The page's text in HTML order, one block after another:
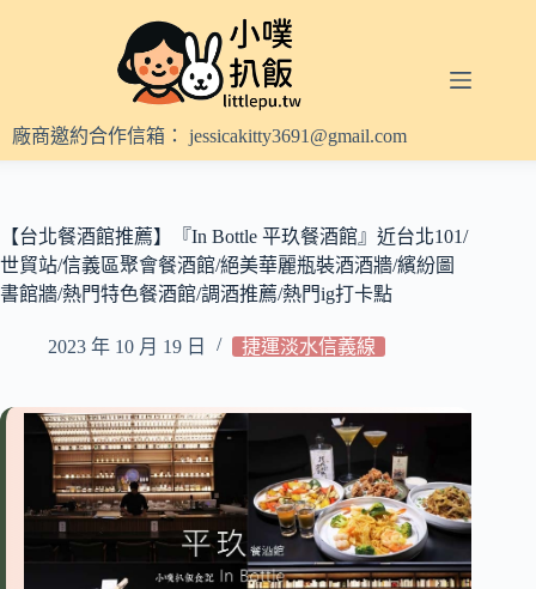
內
容
廠商邀約合作信箱： jessicakitty3691@gmail.com
【台北餐酒館推薦】『In Bottle 平玖餐酒館』近台北101/
世貿站/信義區聚會餐酒館/絕美華麗瓶裝酒酒牆/繽紛圖
書館牆/熱門特色餐酒館/調酒推薦/熱門ig打卡點
2023 年 10 月 19 日 捷運淡水信義線